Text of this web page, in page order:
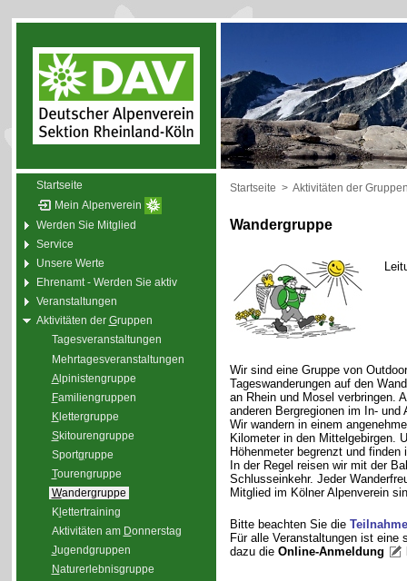
Startseite
Mein Alpenverein
Werden Sie Mitglied
Service
Unsere Werte
Ehrenamt - Werden Sie aktiv
Veranstaltungen
Aktivitäten der Gruppen
Tagesveranstaltungen
Mehrtagesveranstaltungen
Alpinistengruppe
Familiengruppen
Klettergruppe
Skitourengruppe
Sportgruppe
Tourengruppe
Wandergruppe
Kl ettertraining
Aktivitäten am Donnerstag
Jugendgruppen
Naturerlebnisgruppe
Startseite > Aktivitäten der
Wandergruppe
Wir sind eine Gruppe von
Tageswanderungen auf den
an Rhein und Mosel verbringen.
anderen Bergregionen im In- und
Wir wandern in einem
Kilometer in den Mittelgebirgen.
Höhenmeter begrenzt und
In der Regel reisen wir mit der
Schlusseinkehr. Jeder
Mitglied im Kölner Alpenverein
Bitte beachten Sie die
Für alle Veranstaltungen ist
dazu die Online-Anmeldung